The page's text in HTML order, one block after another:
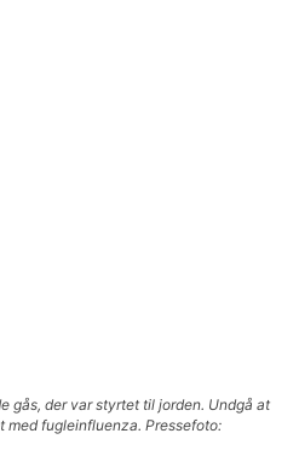
gås, der var styrtet til jorden. Undgå at
fugleinfluenza. Pressefoto: